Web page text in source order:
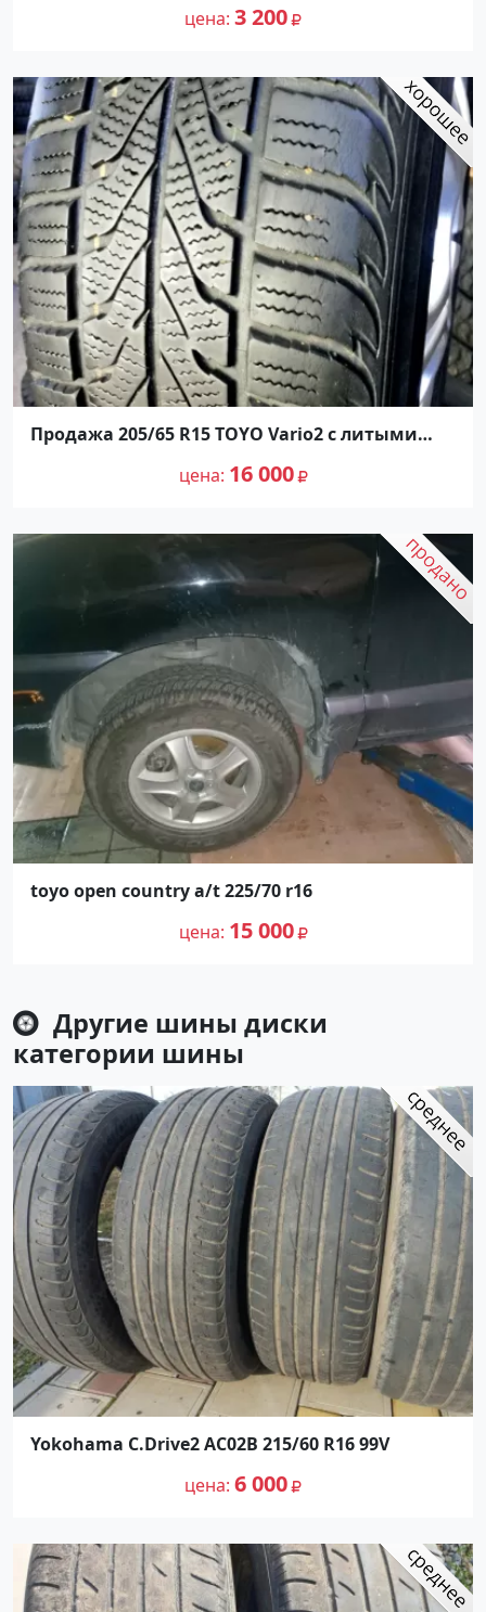
цена 3 200
Продажа 205/65 R15 ТOYO Vario2 с литыми
цена 16 000
toyo open country a/t 225/70 r16
цена 15 000
Другие шины диски
категории шины
Yokohama C.Drive2 AC02B 215/60 R16 99V
цена 6 000